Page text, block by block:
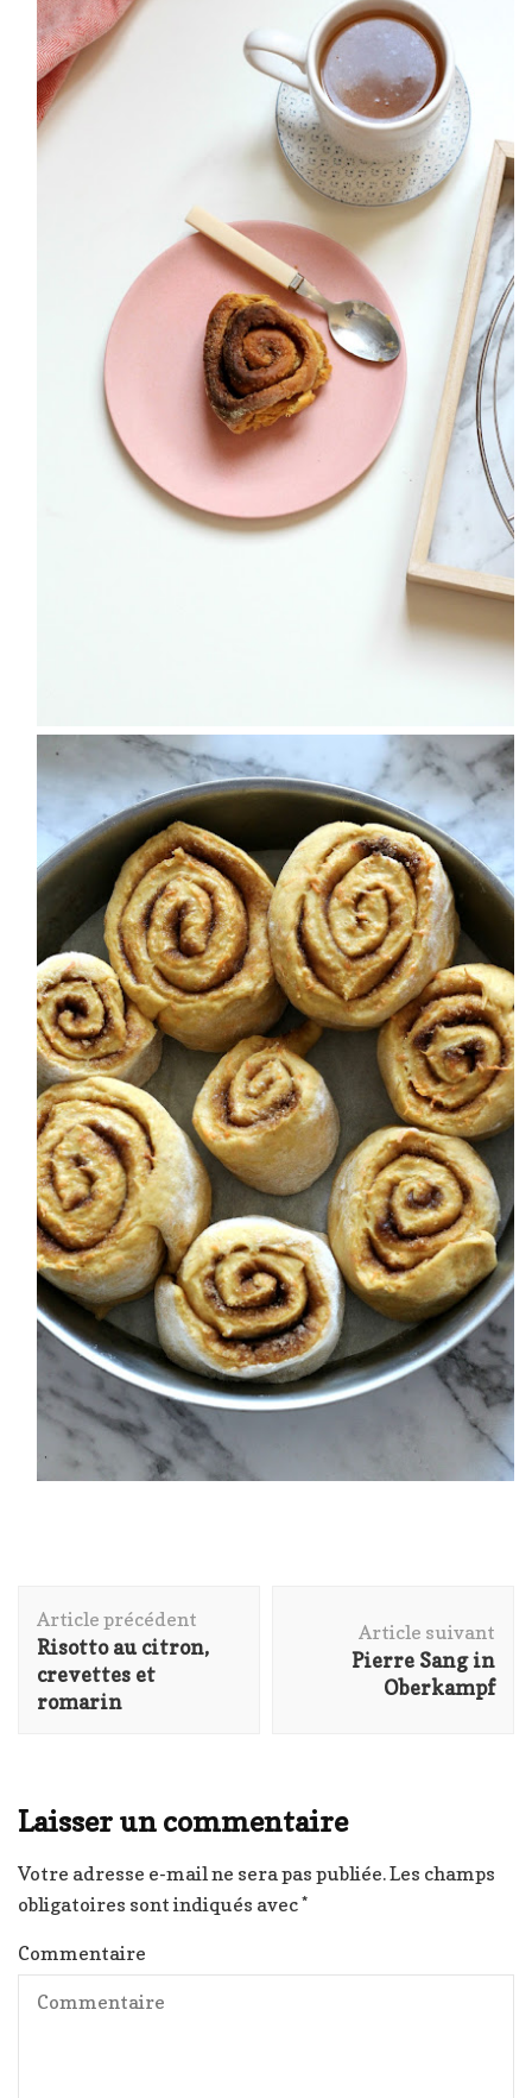
d'article
Article précédent
Risotto au citron,
crevettes et
romarin
Article suivant
Pierre Sang in
Oberkampf
Laisser un commentaire
Votre adresse e-mail ne sera pas publiée.Les champs
obligatoires sont indiqués avec*
Commentaire